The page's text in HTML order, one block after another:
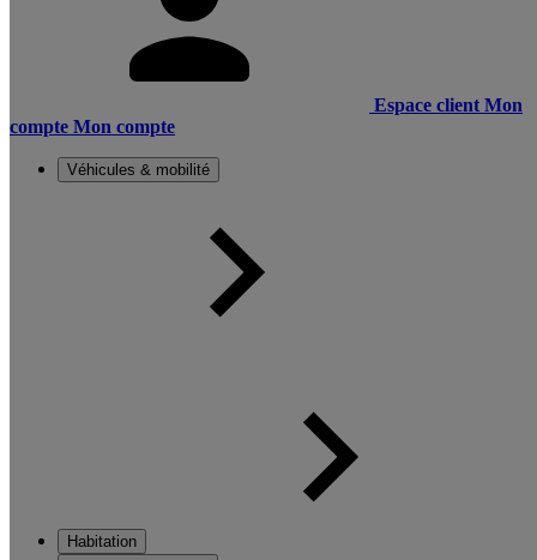
Espace client Mon
compte Mon compte
Véhicules & mobilité
Habitation